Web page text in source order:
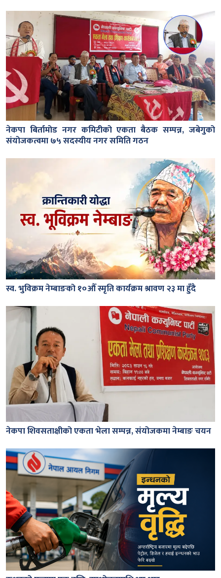
नेकपा बिर्तामोड नगर कमिटीको एकता बैठक सम्पन्न, जबेगुको
संयोजकत्वमा ७५ सदस्यीय नगर समिति गठन
स्व. भुविक्रम नेम्बाङको १०औँ स्मृति कार्यक्रम श्रावण २३ मा हुँदै
नेकपा शिवसताक्षीको एकता भेला सम्पन्न, संयोजकमा नेम्बाङ चयन